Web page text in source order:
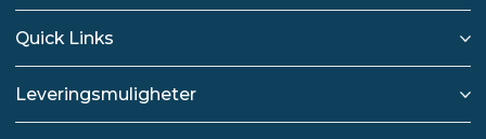
Quick Links
Leveringsmuligheter